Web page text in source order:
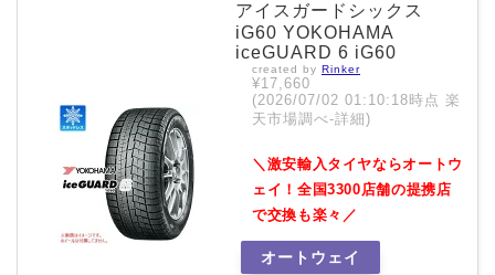
アイスガードシックス
iG60 YOKOHAMA
iceGUARD 6 iG60
created by Rinker
¥17,660
(2026/07/02 01:10:18時点 楽
天市場調べ-詳細)
＼激安輸入タイヤならオートウ
ェイ！全国3300店舗の提携店
で交換も楽々／
オートウェイ